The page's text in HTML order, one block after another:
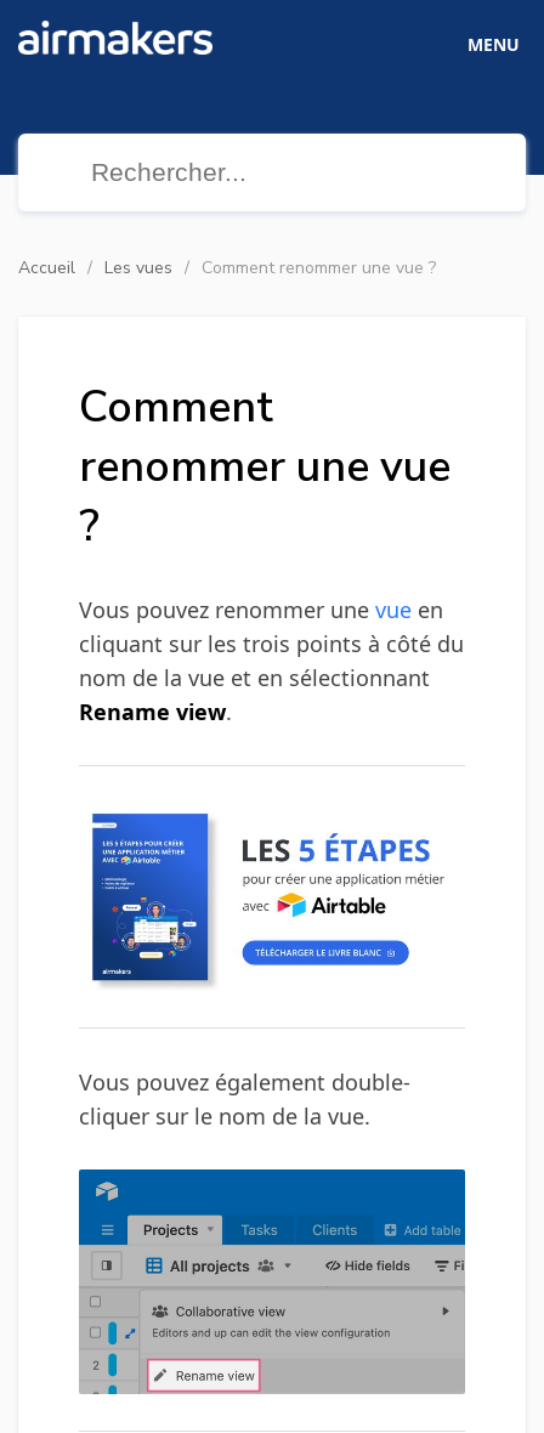
MENU
Accueil Les vues Comment renommer une vue ?
Comment
renommer une vue
?
Vous pouvez renommer une vue en
cliquant sur les trois points à côté du
nom de la vue et en sélectionnant
Rename view.
Vous pouvez également double-
cliquer sur le nom de la vue.